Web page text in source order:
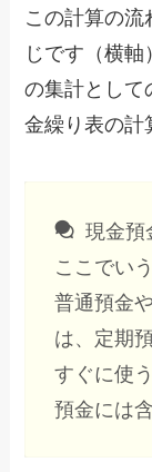
この計算の流
じです（横
の集計として
金繰り表の計
現金預
ここでい
普通預金
は、定期
すぐに使
預金には